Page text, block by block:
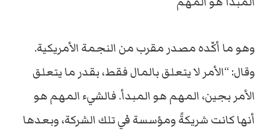
وهو ما أكّده مصدر مقرب من النجمة الأمريكية.
وقال: “الأمر لا يتعلق بالمال فقط، بقدر ما يتعلق
الأمر بجين، المهم هو المبدأ. فالشيء المهم هو
أنها كانت شريكةً ومؤسسة في تلك الشركة، وبعدها